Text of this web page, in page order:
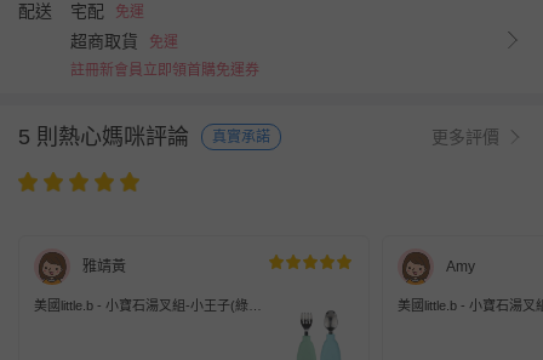
配送 宅配 免運
超商取貨
免運
註冊新會員立即領首購免運券
5 則熱心媽咪評論 真實承諾 更多評價
雅靖黃
美國little.b - 小寶石湯叉組-小王子(綠
Amy
美國little.b - 小寶石湯叉